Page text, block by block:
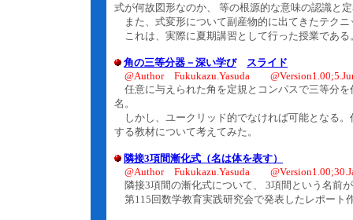
式が何故図形なのか、 等の根源的な意味の認識と
また、式変形について副産物的に出てきたテク
これは、実際に夏期講習として行った授業である
角の三等分器－深い学び
スライド
@Author Fukukazu.Yasuda
任意に与えられた角を定規とコンパスで三等分
名。
しかし、ユークリッド的でなければ可能となる
する教材について考えてみた。
隣接3項間漸化式（名は体を表す）
@Author Fukukazu.Yasuda
隣接3項間の漸化式について、 3項間という名前
第115回数学教育実践研究会で発表したレポート